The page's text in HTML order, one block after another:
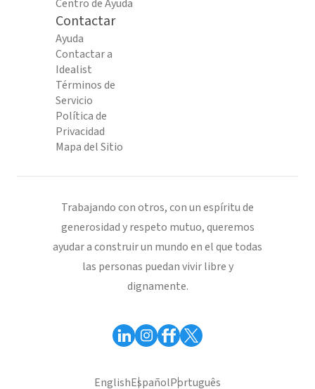
Centro de Ayuda
Contactar
Ayuda
Contactar a
Idealist
Términos de
Servicio
Política de
Privacidad
Mapa del Sitio
Trabajando con otros, con un espíritu de
generosidad y respeto mutuo, queremos
ayudar a construir un mundo en el que todas
las personas puedan vivir libre y
dignamente.
EnglishEspañolPortuguês